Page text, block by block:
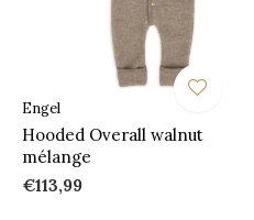
Engel
Hooded Overall walnut
mélange
€113,99